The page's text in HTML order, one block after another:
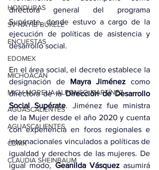
HONDURAS
SV-NAYIB BUKELE
ENCUESTAS
EDOMEX
MICHOACÁN
MICH-MORELIA-ALFONSO MARTÍNEZ
AGUASCALIENTES
AGUASCALIENTES
CDMX
CLAUDIA SHEINBAUM
directora general del programa
Supérate, donde estuvo a cargo de la
ejecución de políticas de asistencia y
desarrollo social.
En el área social, el decreto establece la
designación de Mayra Jiménez como
directora de la Dirección de Desarrollo
Social Supérate. Jiménez fue ministra
de la Mujer desde el año 2020 y cuenta
con experiencia en foros regionales e
internacionales vinculados a políticas de
igualdad y derechos de las mujeres. De
igual modo, Geanilda Vásquez asumirá